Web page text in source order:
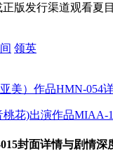
版发行渠道观看夏
领英
美）作品HMN-054
花)出演作品MIAA-
封面详情与剧情深